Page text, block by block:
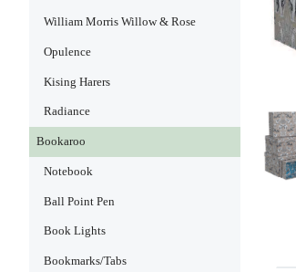
William Morris Willow & Rose
Opulence
Kising Harers
Radiance
Bookaroo
Notebook
Ball Point Pen
Book Lights
Bookmarks/Tabs